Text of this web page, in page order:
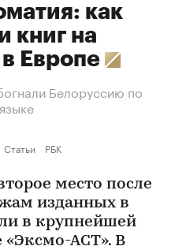
как
книг на
Европе
Белоруссию по
Статьи РБК
место после
изданных в
в крупнейшей
«Эксмо-АСТ». В